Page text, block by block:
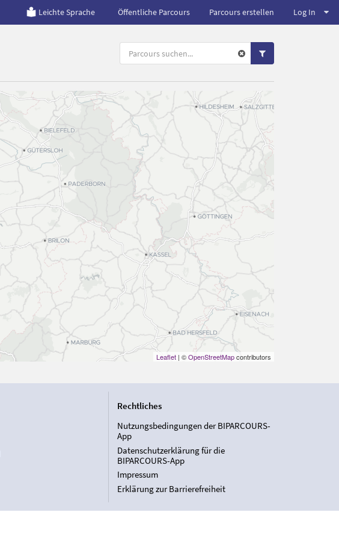
Leichte Sprache Öffentliche Parcours Parcours erstellen Log In
Leaflet| ©OpenStreetMapcontributors
Rechtliches
Nutzungsbedingungen der BIPARCOURS-
App
Datenschutzerklärung für die
BIPARCOURS-App
Impressum
Erklärung zur Barrierefreiheit